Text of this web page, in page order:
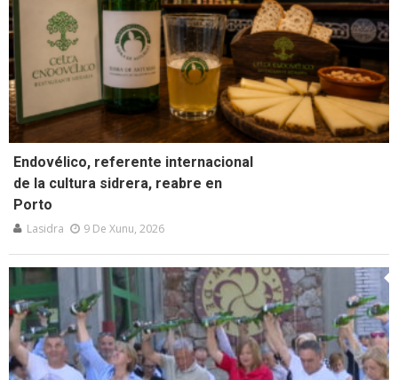
Endovélico, referente internacional
de la cultura sidrera, reabre en
Porto
Lasidra 9 De Xunu, 2026